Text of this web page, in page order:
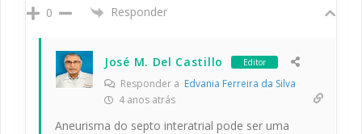
0 Responder
José M. Del Castillo Editor
Responder a Edvania Ferreira da Silva
4 anos atrás
Aneurisma do septo interatrial pode ser uma